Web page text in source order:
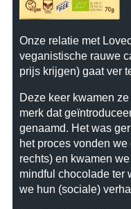
Onze relatie met
veganistische rauwe
prijs krijgen) gaat ver
Deze keer kwamen
merk dat
genaamd. Het was
het proces vonden we
rechts) en kwamen
mindful chocolade ter
we hun (sociale)